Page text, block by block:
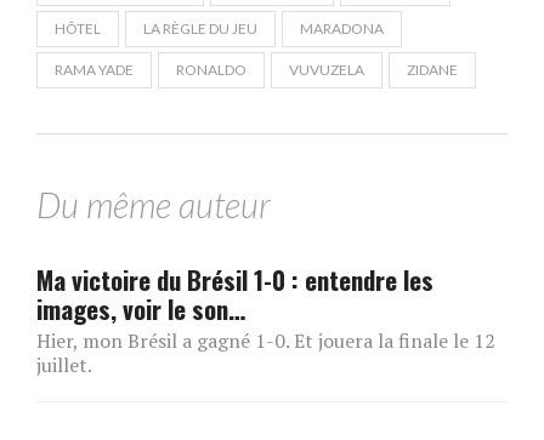
HÔTEL LA RÈGLE DU JEU MARADONA
RAMA YADE RONALDO VUVUZELA ZIDANE
Du même auteur
Ma victoire du Brésil 1-0 : entendre les
images, voir le son…
Hier, mon Brésil a gagné 1-0. Et jouera la finale le 12
juillet.